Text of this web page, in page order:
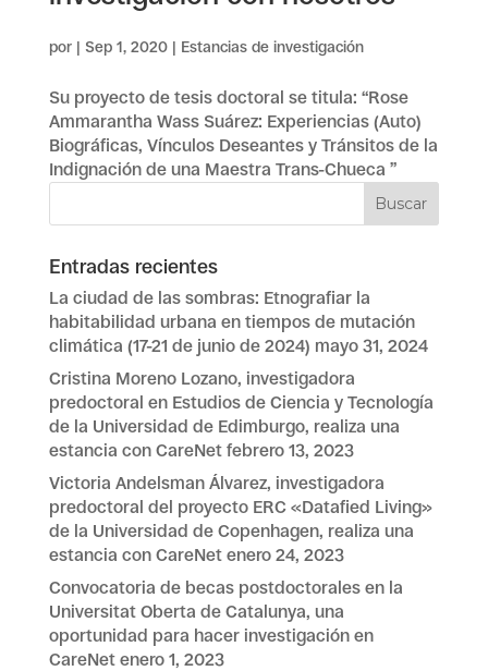
por | Sep 1, 2020| Estancias de investigación
Su proyecto de tesis doctoral se titula: “Rose
Ammarantha Wass Suárez: Experiencias (Auto)
Biográficas, Vínculos Deseantes y Tránsitos de la
Indignación de una Maestra Trans-Chueca ”
Entradas recientes
La ciudad de las sombras: Etnografiar la
habitabilidad urbana en tiempos de mutación
climática (17-21 de junio de 2024) mayo 31, 2024
Cristina Moreno Lozano, investigadora
predoctoral en Estudios de Ciencia y Tecnología
de la Universidad de Edimburgo, realiza una
estancia con CareNet febrero 13, 2023
Victoria Andelsman Álvarez, investigadora
predoctoral del proyecto ERC «Datafied Living»
de la Universidad de Copenhagen, realiza una
estancia con CareNet enero 24, 2023
Convocatoria de becas postdoctorales en la
Universitat Oberta de Catalunya, una
oportunidad para hacer investigación en
CareNet enero 1, 2023